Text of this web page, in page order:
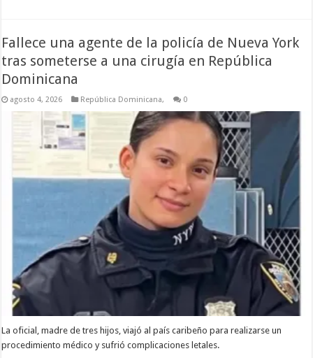
Fallece una agente de la policía de Nueva York
tras someterse a una cirugía en República
Dominicana
agosto 4, 2026 República Dominicana, 0
La oficial, madre de tres hijos, viajó al país caribeño para realizarse un
procedimiento médico y sufrió complicaciones letales.